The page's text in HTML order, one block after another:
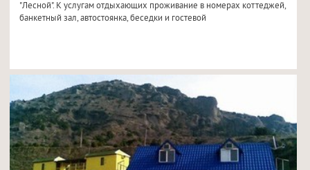
"Лесной". К услугам отдыхающих проживание в номерах коттеджей,
банкетный зал, автостоянка, беседки и гостевой